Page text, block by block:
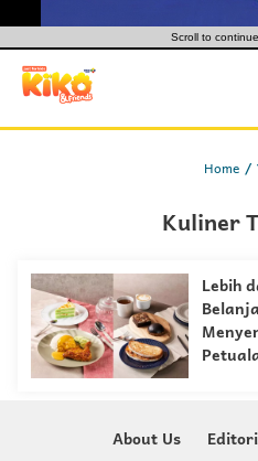
Scroll to
Home
Kuliner
Lebih
About Us